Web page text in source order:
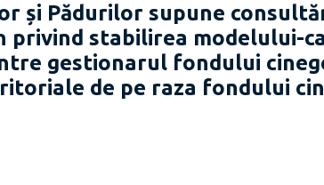
și Pădurilor supune
privind stabilirea modelului-
gestionarul fondului
de pe raza fondului